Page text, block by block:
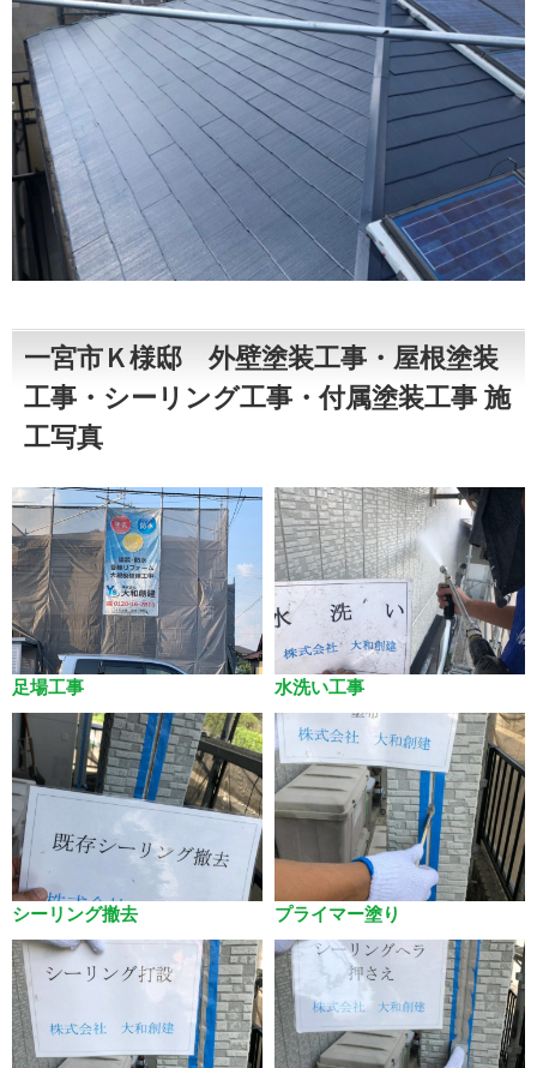
一宮市Ｋ様邸 外壁塗装工事・屋根塗装
工事・シーリング工事・付属塗装工事 施
工写真
足場工事 水洗い工事
シーリング撤去 プライマー塗り